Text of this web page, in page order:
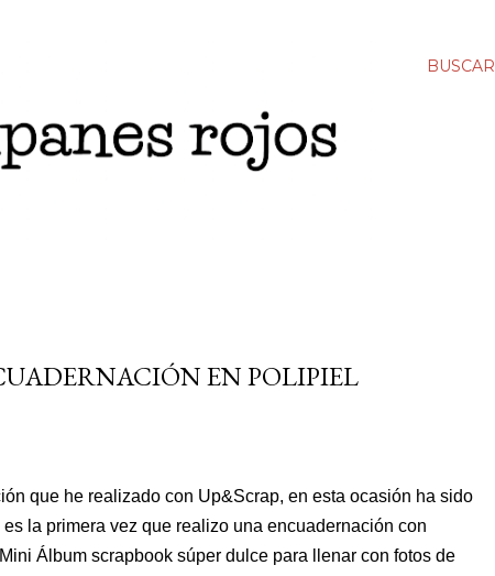
BUSCAR
EN POLIPIEL
que he realizado con Up&Scrap, en esta ocasión ha sido
la primera vez que realizo una encuadernación con
Álbum scrapbook súper dulce para llenar con fotos de